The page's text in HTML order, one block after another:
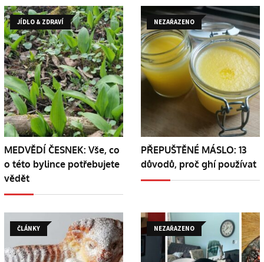
JÍDLO & ZDRAVÍ
MEDVĚDÍ ČESNEK: Vše, co
o této bylince potřebujete
vědět
NEZAŘAZENO
PŘEPUŠTĚNÉ MÁSLO: 13
důvodů, proč ghí používat
ČLÁNKY NEZAŘAZENO